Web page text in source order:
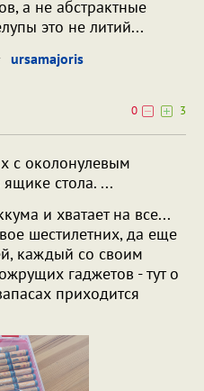
а не абстрактные
это не литий...
ursamajoris
0
3
с околонулевым
стола. ...
и хватает на все...
шестилетних, да еще
каждый со своим
гаджетов - тут о
приходится